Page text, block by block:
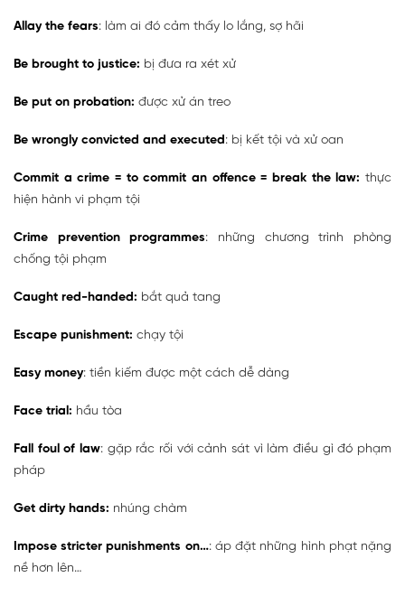
Allay the fears: làm ai đó cảm thấy lo lắng, sợ hãi
Be brought to justice: bị đưa ra xét xử
Be put on probation: được xử án treo
Be wrongly convicted and executed: bị kết tội và xử oan
Commit a crime = to commit an offence = break the law: thực
hiện hành vi phạm tội
Crime prevention programmes: những chương trình phòng
chống tội phạm
Caught red-handed: bắt quả tang
Escape punishment: chạy tội
Easy money: tiền kiếm được một cách dễ dàng
Face trial: hầu tòa
Fall foul of law: gặp rắc rối với cảnh sát vì làm điều gì đó phạm
pháp
Get dirty hands: nhúng chàm
Impose stricter punishments on…: áp đặt những hình phạt nặng
nề hơn lên…